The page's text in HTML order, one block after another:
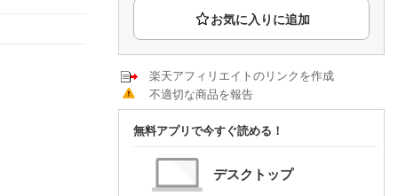
エンタメニュース
推し楽
楽天アフィリエイトのリンクを作成
不適切な商品を報告
無料アプリで今すぐ読める！
デスクトップ